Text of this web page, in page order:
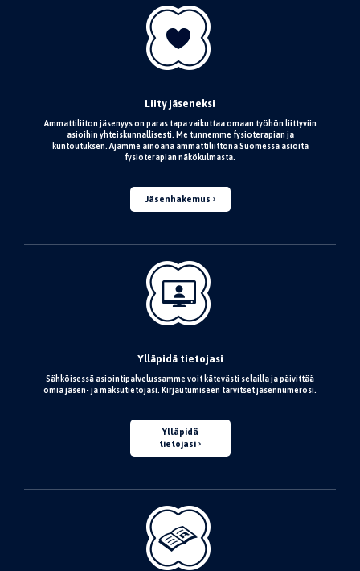
Liity jäseneksi
Ammattiliiton jäsenyys on paras tapa vaikuttaa omaan työhön liittyviin
asioihin yhteiskunnallisesti. Me tunnemme fysioterapian ja
kuntoutuksen. Ajamme ainoana ammattiliittona Suomessa asioita
fysioterapian näkökulmasta.
Jäsenhakemus
Ylläpidä tietojasi
Sähköisessä asiointipalvelussamme voit kätevästi selailla ja päivittää
omia jäsen- ja maksutietojasi. Kirjautumiseen tarvitset jäsennumerosi.
Ylläpidä
tietojasi